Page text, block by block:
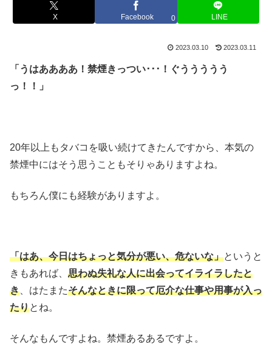
X Facebook 0 LINE
2023.03.10 2023.03.11
「うはああああ！禁煙きっつい･･･！ぐううううう
っ！！」
20年以上もタバコを吸い続けてきたんですから、本気の
禁煙中にはそう思うこともそりゃありますよね。
もちろん僕にも経験がありますよ。
「はあ、今日はちょっと気分が悪い、危ないな」というと
きもあれば、 思わぬ失礼な人に出会ってイライラしたと
き 、はたまたそんなときに限って厄介な仕事や用事が入っ
たりとね。
そんなもんですよね。禁煙あるあるですよ。